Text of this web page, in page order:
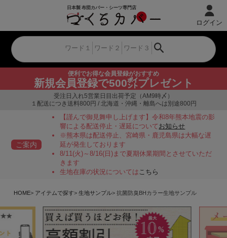
便利でお得な会員登録がおすすめ
新規会員登録で500㌽プレゼント
ログイン
受注日入れ5営業日目出荷予定（AM9時〆）
１配送につき送料800円 / 北海道・沖縄・離島へは別途800円
ご案内
【謹んで御見舞申し上げます】令和8年熊本地震の影
響による配送停止・遅延についてお知らせ
※熊本県は配送停止、宮崎県・鹿児島県は大幅な遅
延が発生しております
8/11(火)～8/16(日)まで夏期休業期間とさせていただ
きます
生地在庫の状況についてはこちら
HOME アイテムで探す 生地サンプル 抗菌防臭BHカラー生地サンプル